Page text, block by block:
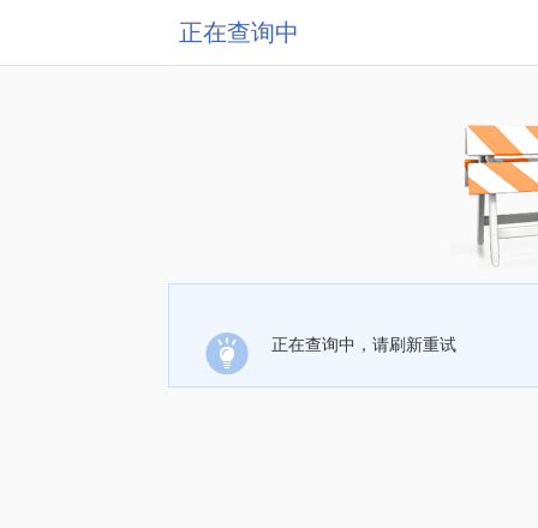
正在查询中
正在查询中，请刷新重试